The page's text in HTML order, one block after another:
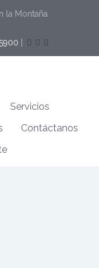
la Montaña
Servicios
Contáctanos